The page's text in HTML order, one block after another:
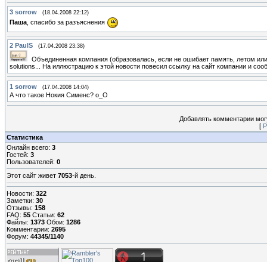
3 sorrow (18.04.2008 22:12)
Паша , спасибо за разъяснения
2 PaulS (17.04.2008 23:38)
Объединенная компания (образовалась, если не ошибает память, летом
solutions... На иллюстрацию к этой новости повесил ссылку на сайт компании и
1 sorrow (17.04.2008 14:04)
А что такое Нокия Сименс? о_О
Добавлять комментарии
[
Статистика
Онлайн всего: 3
Гостей: 3
Пользователей: 0
Этот сайт живет 7053-й день.
Новости: 322
Заметки: 30
Отзывы: 158
FAQ: 55 Статьи: 62
Файлы: 1373 Обои: 1286
Комментарии: 2695
Форум: 44345/1140